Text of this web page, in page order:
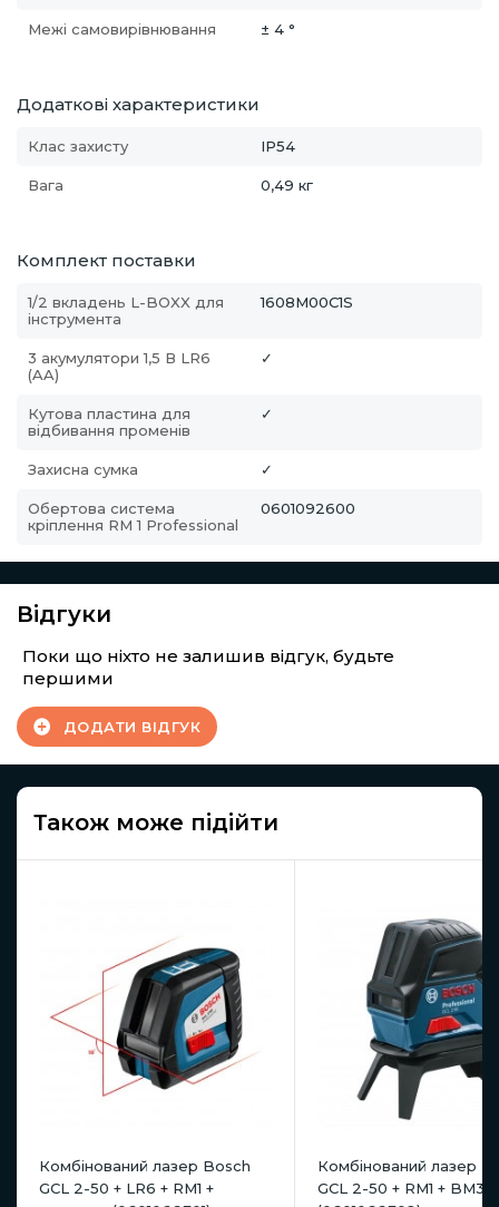
Межі самовирівнювання ± 4 °
Додаткові характеристики
Клас захисту IP54
Вага 0,49 кг
Комплект поставки
1/2 вкладень L-BOXX для
інструмента
1608M00C1S
3 акумулятори 1,5 В LR6
(AA)
✓
Кутова пластина для
відбивання променів
✓
Захисна сумка ✓
Обертова система
кріплення RM 1 Professional
0601092600
Відгуки
Поки що ніхто не залишив відгук, будьте
першими
ДОДАТИ ВІДГУК
Також може підійти
Комбінований лазер Bosch
GCL 2-50 + LR6 + RM1 +
Комбінований лазер
GCL 2-50 + RM1 + BM3